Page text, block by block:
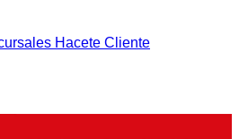
Hacete Cliente